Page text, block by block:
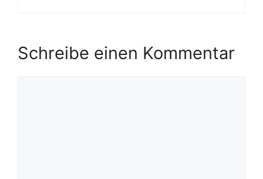
Schreibe einen Kommentar